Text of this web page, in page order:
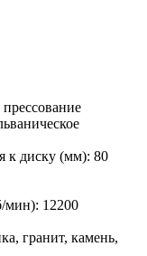
к диску (мм): 80
мин): 12200
гранит, камень,